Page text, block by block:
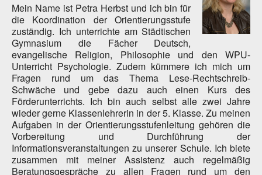
Mein Name ist Petra Herbst und ich bin für
die Koordination der Orientierungsstufe
zuständig. Ich unterrichte am Städtischen
Gymnasium die Fächer Deutsch,
evangelische Religion, Philosophie und den WPU-
Unterricht Psychologie. Zudem kümmere ich mich um
Fragen rund um das Thema Lese-Rechtschreib-
Schwäche und gebe dazu auch einen Kurs des
Förderunterrichts. Ich bin auch selbst alle zwei Jahre
wieder gerne Klassenlehrerin in der 5. Klasse. Zu meinen
Aufgaben in der Orientierungsstufenleitung gehören die
Vorbereitung und Durchführung der
Informationsveranstaltungen zu unserer Schule. Ich biete
zusammen mit meiner Assistenz auch regelmäßig
Beratungsgespräche zu allen Fragen rund um den